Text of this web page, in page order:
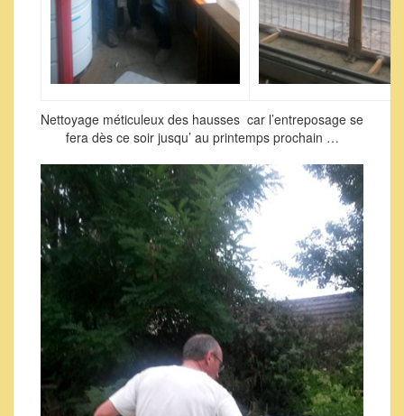
Nettoyage méticuleux des hausses car l’entreposage se
fera dès ce soir jusqu’ au printemps prochain …